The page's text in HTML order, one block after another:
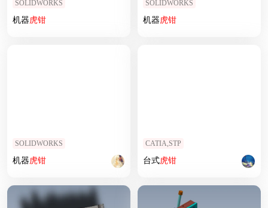
SOLIDWORKS
机器虎钳
SOLIDWORKS
机器虎钳
SOLIDWORKS
机器虎钳
CATIA,STP
台式虎钳